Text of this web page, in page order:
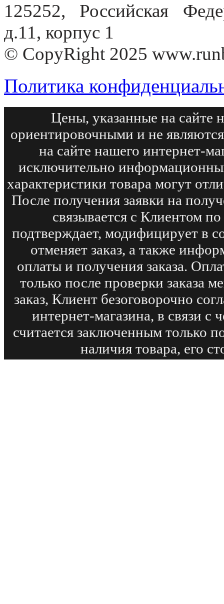
125252, Российская
д.11, корпус 1
© CopyRight 2025
Политика
Цены, указанные на сайте
ориентировочными и не
на сайте нашего интернет-
исключительно
характеристики товара могут
После получения заявки на
связывается с Клиентом
подтверждает, модифицирует в
отменяет заказ, а также
оплаты и получения заказа.
только после проверки заказа
заказ, Клиент безоговорочно
интернет-магазина, в связи
считается заключенным только
наличия товара, его